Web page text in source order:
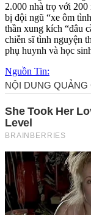
2.000 nhà trọ với
bị đội ngũ “xe ôm
thần xung kích “đâu
chiễn sĩ tình nguyện
phụ huynh và học
Nguồn Tin: